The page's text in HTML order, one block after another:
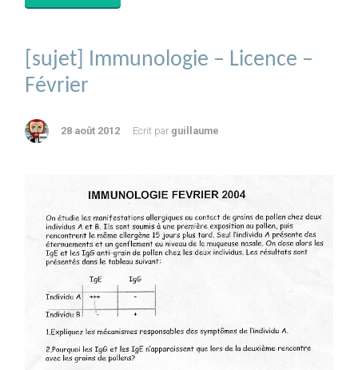
[sujet] Immunologie – Licence –
Février
28 août 2012 Ecrit par guillaume